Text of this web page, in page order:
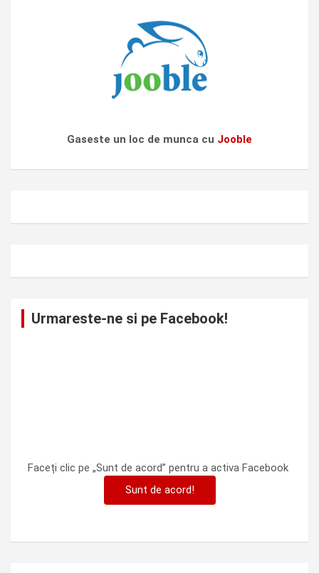
Gaseste un loc de munca cu Jooble
Urmareste-ne si pe Facebook!
Faceți clic pe „Sunt de acord” pentru a activa Facebook
Sunt de acord!